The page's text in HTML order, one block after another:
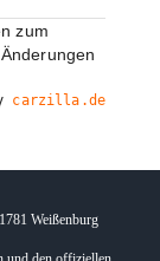
zum
carzilla.de
Weißenburg